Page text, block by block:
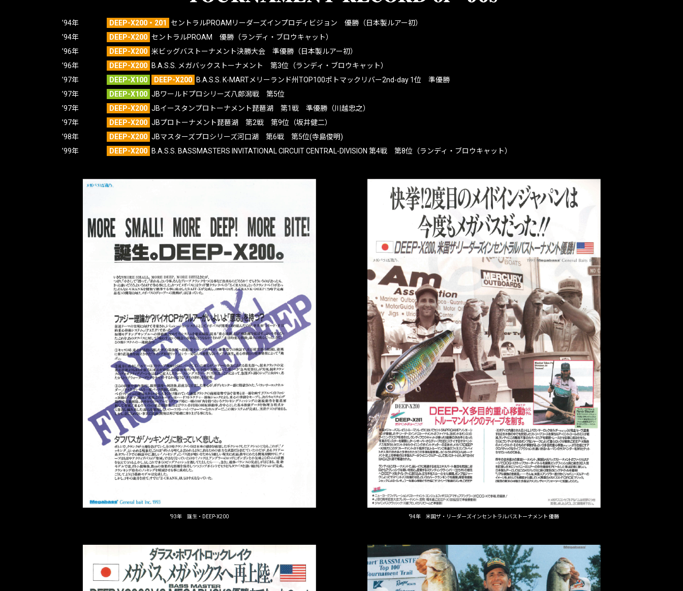
’94年 DEEP-X200・201
セントラルPROAMリーダーズインプロディビジョン 優勝（日本製ルアー初）
’94年
DEEP-X200 セントラルPROAM 優勝（ランディ・ブロウキャット）
’96年
DEEP-X200 米ビッグバストーナメント決勝大会 準優勝（日本製ルアー初）
’96年
DEEP-X200 B.A.S.S. メガバックストーナメント 第3位（ランディ・ブロウキャット）
’97年
DEEP-X100 DEEP-X200 B.A.S.S. K-MARTメリーランド州TOP100ポトマックリバー2nd-day 1位 準優勝
’97年
DEEP-X100 JBワールドプロシリーズ八郎潟戦 第5位
’97年
DEEP-X200 JBイースタンプロトーナメント琵琶湖 第1戦 準優勝（川越忠之）
’97年
DEEP-X200 JBプロトーナメント琵琶湖 第2戦 第9位（坂井健二）
’98年
DEEP-X200 JBマスターズプロシリーズ河口湖 第6戦 第5位(寺島俊明)
’99年
DEEP-X200 B.A.S.S. BASSMASTERS INVITATIONAL CIRCUIT CENTRAL-DIVISION 第4戦 第8位（ランディ・ブロウキャット）
’93年 誕生・DEEP-X200 ’94年 米国ザ・リーダーズインセントラルバストーナメント 優勝